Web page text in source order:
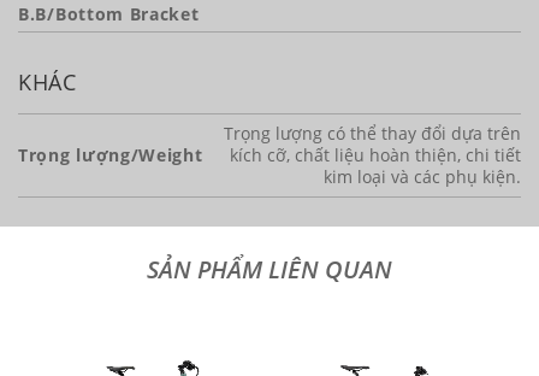
B.B/Bottom Bracket
KHÁC
Trọng lượng/Weight
Trọng lượng có thể thay đổi dựa trên
kích cỡ, chất liệu hoàn thiện, chi tiết
kim loại và các phụ kiện.